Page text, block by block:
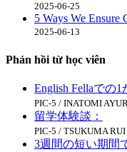
2025-06-25
5 Ways We Ensure
2025-06-13
Phản hồi từ học viên
English Fellaでの1
PIC-5 / INATOMI
留学体験談：
PIC-5 / TSUKUMA RUI
3週間の短い期間